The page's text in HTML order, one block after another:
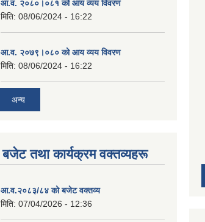
आ.व. २०८०।०८१ को आय व्यय विवरण
मिति: 08/06/2024 - 16:22
आ.व. २०७९।०८० को आय व्यय विवरण
मिति: 08/06/2024 - 16:22
अन्य
बजेट तथा कार्यक्रम वक्तव्यहरू
आ.व.२०८३/८४ को बजेट वक्तव्य
मिति: 07/04/2026 - 12:36